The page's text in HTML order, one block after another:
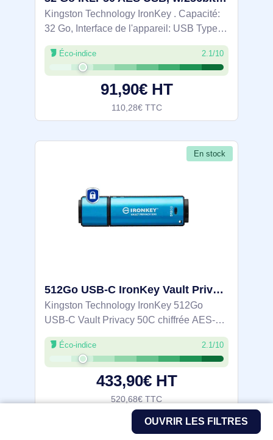
OUVRIR LES FILTRES
Kingston Technology IronKey . Capacité:
32 Go, Interface de l'appareil: USB Type-
A, Version USB: 3.2 Gen 1 (3.1 Gen 1),
Vitesse de lecture: 145 Mo/s, Vitesse
d'écriture: 115 Mo/s. Format: Casquette.
Éco-indice 2.1/10
91,90€ HT
110,28€ TTC
En stock
512Go USB-C IronKey Vault Privacy 50C chiffrée AES-256, FIPS 197 - IKVP50C/512GB
Kingston Technology IronKey 512Go
USB-C Vault Privacy 50C chiffrée AES-
256, FIPS 197. Capacité: 512 Go,
Interface de l'appareil: USB Type-C,
Version USB: 3.2 Gen 1 (3.1 Gen 1),
Vitesse de lecture:
Éco-indice 2.1/10
433,90€ HT
520,68€ TTC